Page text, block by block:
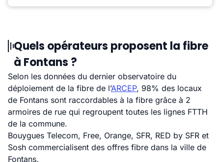
Quels opérateurs proposent la fibre
à Fontans ?
Selon les données du dernier observatoire du
déploiement de la fibre de l’ARCEP, 98% des locaux
de Fontans sont raccordables à la fibre grâce à 2
armoires de rue qui regroupent toutes les lignes FTTH
de la commune.
Bouygues Telecom, Free, Orange, SFR, RED by SFR et
Sosh commercialisent des offres fibre dans la ville de
Fontans.